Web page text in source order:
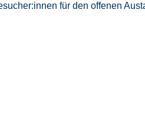
für den offenen